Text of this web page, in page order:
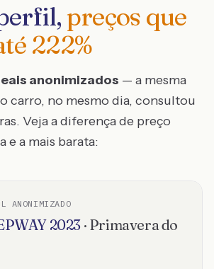
preços que
222%
anonimizados — a mesma
carro, no mesmo dia, consultou
Veja a diferença de preço
e a mais barata:
ANONIMIZADO
2023 · Primavera do